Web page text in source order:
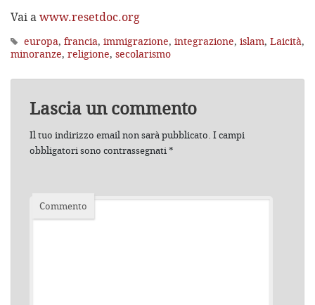
Vai awww.resetdoc.org
europa, francia, immigrazione, integrazione, islam, Laicità,
minoranze, religione, secolarismo
Lascia un commento
Il tuo indirizzo email non sarà pubblicato. I campi
obbligatori sono contrassegnati*
Commento